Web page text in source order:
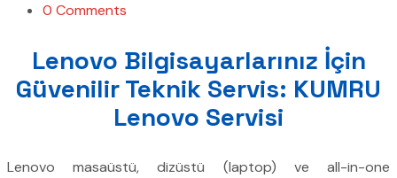
0 Comments
Lenovo Bilgisayarlarınız İçin
Güvenilir Teknik Servis: KUMRU
Lenovo Servisi
Lenovo masaüstü, dizüstü (laptop) ve all-in-one